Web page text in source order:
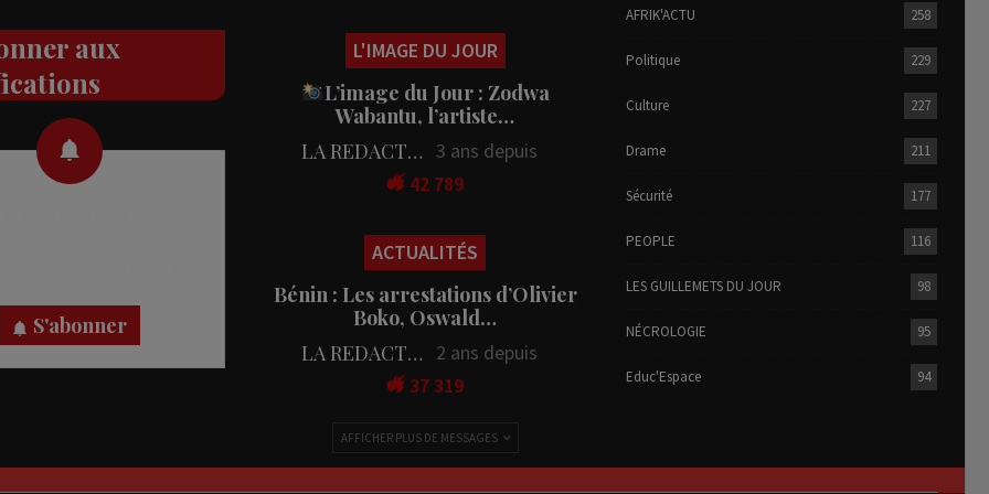
aux
S'abonner
L'IMAGE DU JOUR
L’image du Jour : Zodwa
Wabantu, l’artiste…
LA REDACTION 3 ans depuis
42 789
ACTUALITÉS
Bénin : Les arrestations d’Olivier
Boko, Oswald…
LA REDACTION
2 ans depuis
37 319
AFFICHER PLUS DE MESSAGES
AFRIK'ACTU 258
Politique 229
Culture 227
Drame 211
Sécurité 177
PEOPLE 116
LES GUILLEMETS DU JOUR 98
NÉCROLOGIE 95
Educ'Espace 94